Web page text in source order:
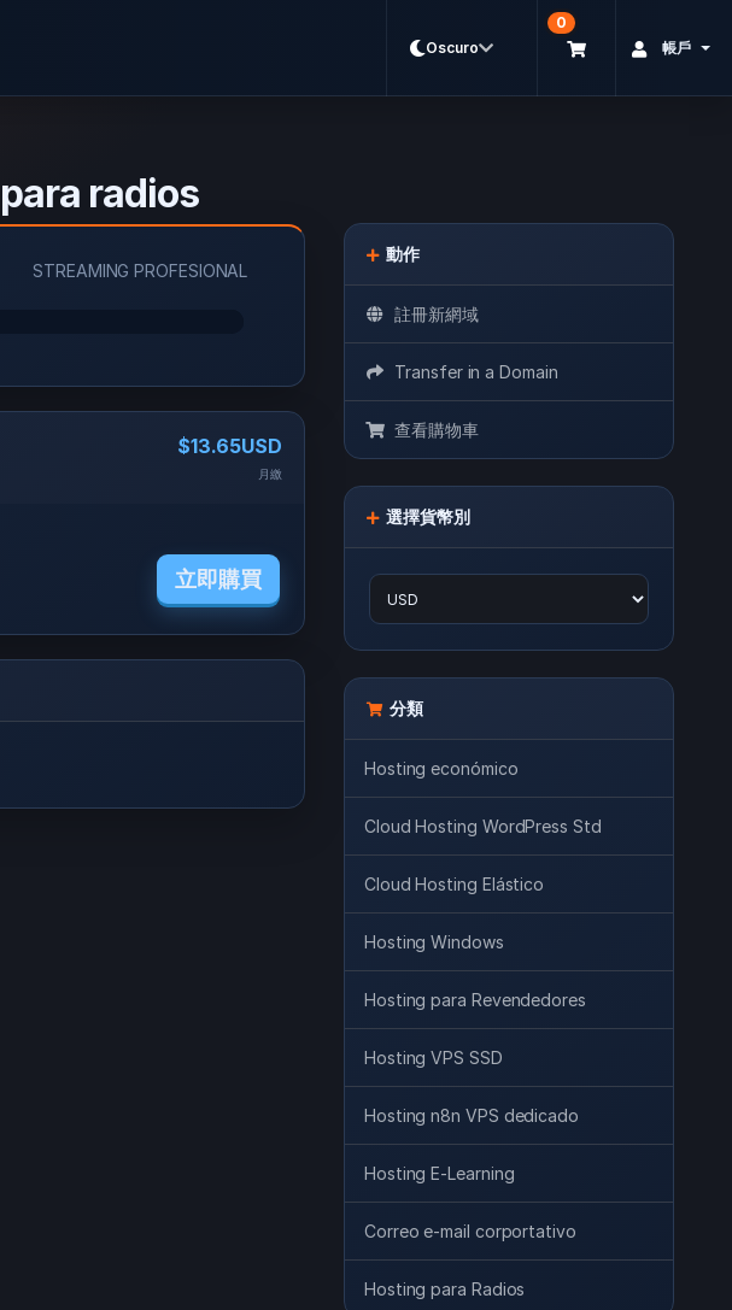
Oscuro
0
帳戶
radios
STREAMING PROFESIONAL
$13.65USD
月繳
立即購買
動作
註冊新網域
Transfer in a Domain
查看購物車
選擇貨幣別
分類
Hosting económico
Cloud Hosting WordPress Std
Cloud Hosting Elástico
Hosting Windows
Hosting para Revendedores
Hosting VPS SSD
Hosting n8n VPS dedicado
Hosting E-Learning
Correo e-mail corportativo
Hosting para Radios